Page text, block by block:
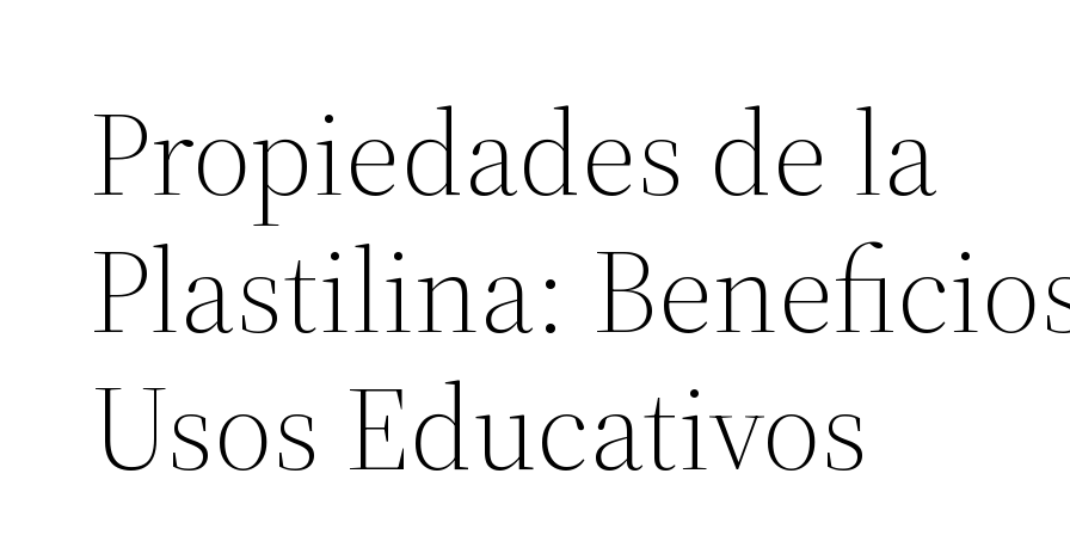
Propiedades de la
Plastilina:
Usos Educativos